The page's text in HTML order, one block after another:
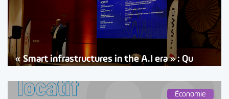
« Smart infrastructures in the A.I era » : Qu
Économie